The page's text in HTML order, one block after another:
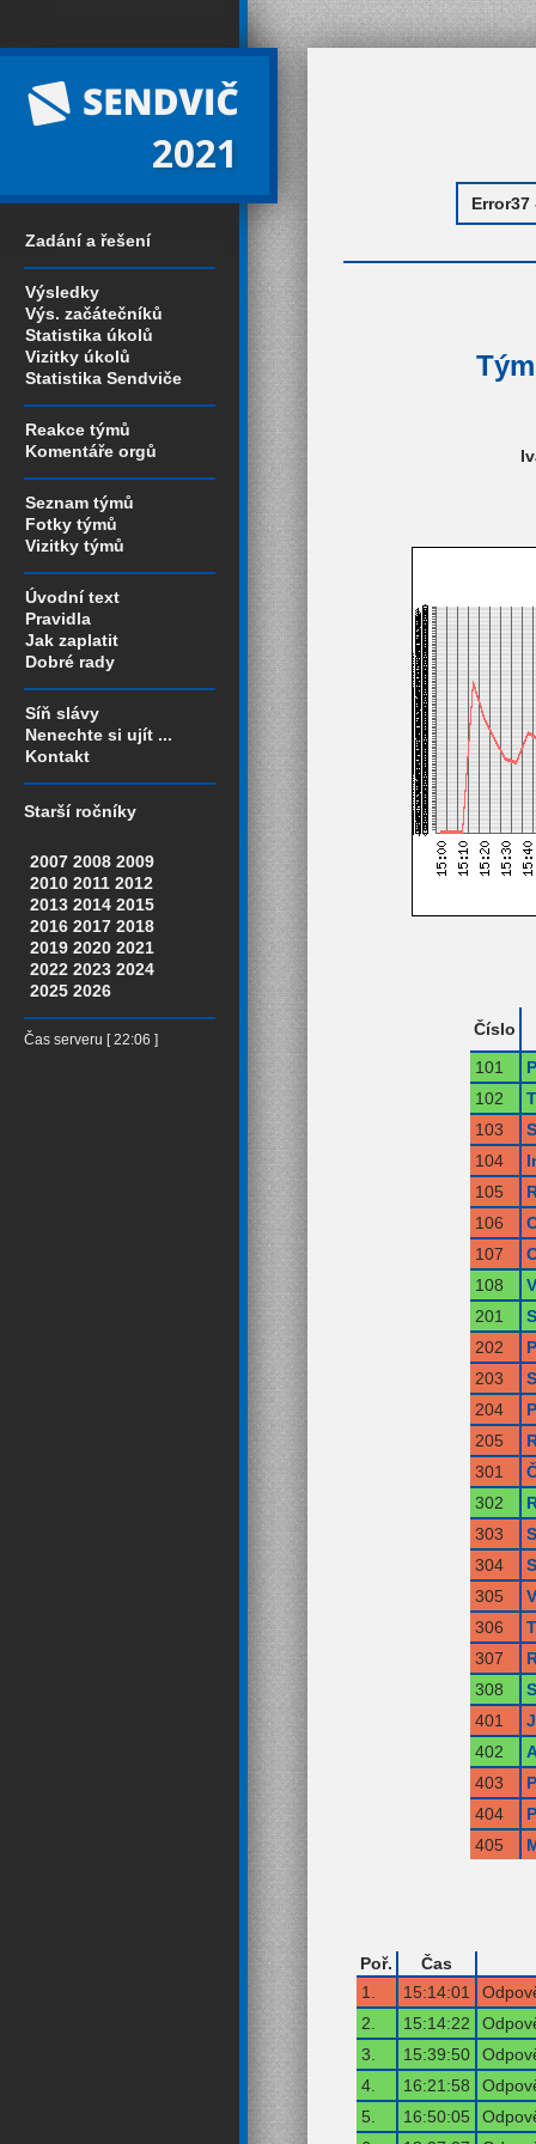
2021
Zadání a řešení
Výsledky
Výs. začátečníků
Statistika úkolů
Vizitky úkolů
Statistika Sendviče
Reakce týmů
Komentáře orgů
Seznam týmů
Fotky týmů
Vizitky týmů
Úvodní text
Pravidla
Jak zaplatit
Dobré rady
Síň slávy
Nenechte si ujít ...
Kontakt
Starší ročníky
2007 2008 2009
2010 2011 2012
2013 2014 2015
2016 2017 2018
2019 2020 2021
2022 2023 2024
2025 2026
Čas serveru [ 22:06 ]
Číslo
101
102
103
104
105
106
107
108
201
202
203
204
205
301
302
303
304
305
306
307
308
401
402
403
404
405
Poř.
Čas
1.
15:14:01
2.
15:14:22
3.
15:39:50
4.
16:21:58
5.
16:50:05